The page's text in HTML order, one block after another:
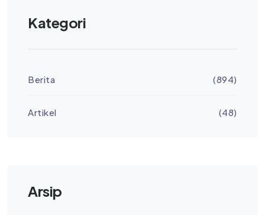
Kategori
Berita (894)
Artikel (48)
Arsip